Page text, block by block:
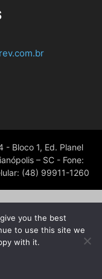
- Bloco 1, Ed. Planel
– SC - Fone:
(48) 99911-1260
you the best
to use this site we
with it.